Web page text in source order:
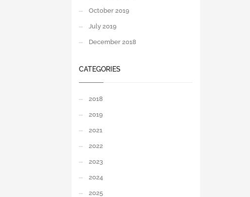
October 2019
July 2019
December 2018
CATEGORIES
2018
2019
2021
2022
2023
2024
2025